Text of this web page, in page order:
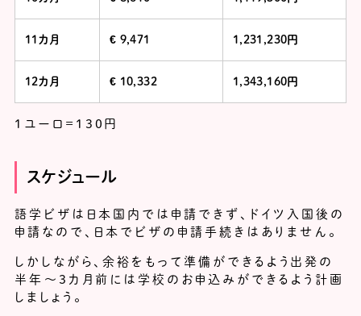
11カ月 € 9,471 1,231,230円
12カ月 € 10,332 1,343,160円
1ユーロ=130円
スケジュール
語学ビザは日本国内では申請できず、ドイツ入国後の
申請なので、日本でビザの申請手続きはありません。
しかしながら、余裕をもって準備ができるよう出発の
半年～３カ月前には学校のお申込みができるよう計画
しましょう。